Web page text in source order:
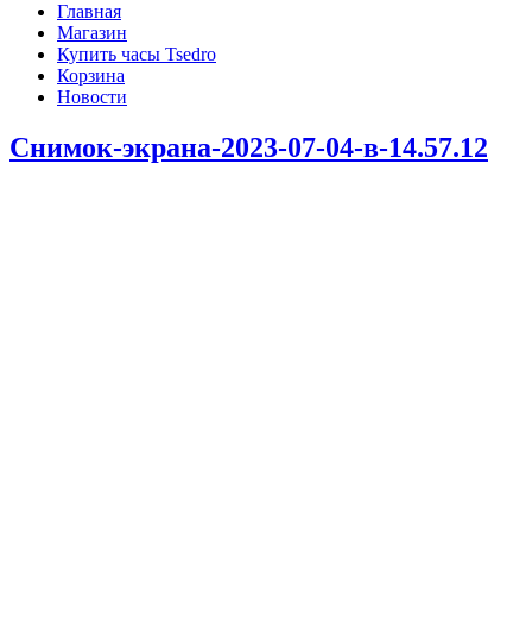
Главная
Магазин
Купить часы Tsedro
Корзина
Новости
Снимок-экрана-2023-07-04-в-14.57.12